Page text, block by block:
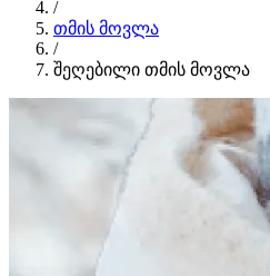
/
თმის მოვლა
/
შეღებილი თმის მოვლა